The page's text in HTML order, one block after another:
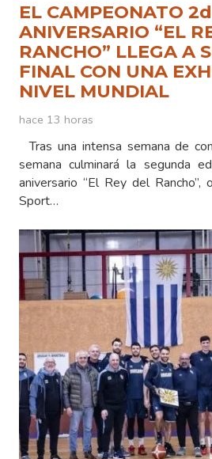
EL CAMPEONATO
ANIVERSARIO “EL
RANCHO” LLEGA A
FINAL CON UNA
NIVEL MUNDIAL
hace 13 horas
Tras una intensa semana de
semana culminará la segunda
aniversario “El Rey del Rancho”,
Sport…